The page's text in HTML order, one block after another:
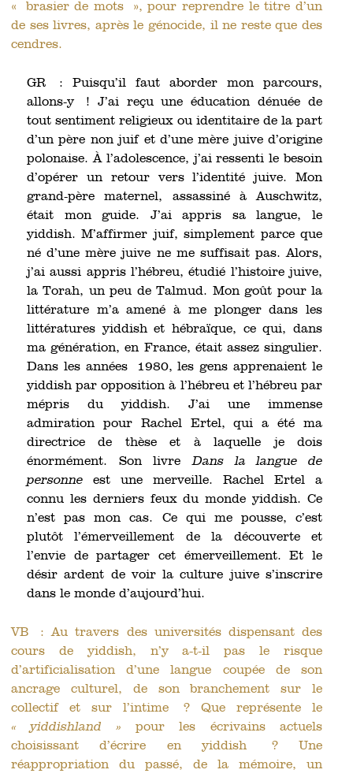
« brasier de mots », pour reprendre le titre d’un
de ses livres, après le génocide, il ne reste que des
cendres.
GR : Puisqu’il faut aborder mon parcours,
allons-y ! J’ai reçu une éducation dénuée de
tout sentiment religieux ou identitaire de la part
d’un père non juif et d’une mère juive d’origine
polonaise. À l’adolescence, j’ai ressenti le besoin
d’opérer un retour vers l’identité juive. Mon
grand-père maternel, assassiné à Auschwitz,
était mon guide. J’ai appris sa langue, le
yiddish. M’affirmer juif, simplement parce que
né d’une mère juive ne me suffisait pas. Alors,
j’ai aussi appris l’hébreu, étudié l’histoire juive,
la Torah, un peu de Talmud. Mon goût pour la
littérature m’a amené à me plonger dans les
littératures yiddish et hébraïque, ce qui, dans
ma génération, en France, était assez singulier.
Dans les années 1980, les gens apprenaient le
yiddish par opposition à l’hébreu et l’hébreu par
mépris du yiddish. J’ai une immense
admiration pour Rachel Ertel, qui a été ma
directrice de thèse et à laquelle je dois
énormément. Son livreDans la langue de
personne est une merveille. Rachel Ertel a
connu les derniers feux du monde yiddish. Ce
n’est pas mon cas. Ce qui me pousse, c’est
plutôt l’émerveillement de la découverte et
l’envie de partager cet émerveillement. Et le
désir ardent de voir la culture juive s’inscrire
dans le monde d’aujourd’hui.
VB : Au travers des universités dispensant des
cours de yiddish, n’y a-t-il pas le risque
d’artificialisation d’une langue coupée de son
ancrage culturel, de son branchement sur le
collectif et sur l’intime ? Que représente le
« yiddishland » pour les écrivains actuels
choisissant d’écrire en yiddish ? Une
réappropriation du passé, de la mémoire, un